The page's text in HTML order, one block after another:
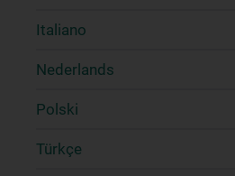
Italiano
Nederlands
Polski
Türkçe